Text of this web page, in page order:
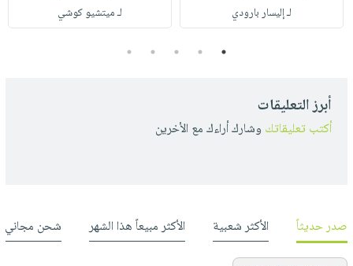
لـ إليسار بارودي
لـ ميتشيو كوشي
1
2
3
4
5
أبرز التعليقات
أكتب تعليقاتك وشارك أراءك مع الأخرين
صدر حديثاً الأكثر شعبية الأكثر مبيعاً هذا الشهر شحن مجاني